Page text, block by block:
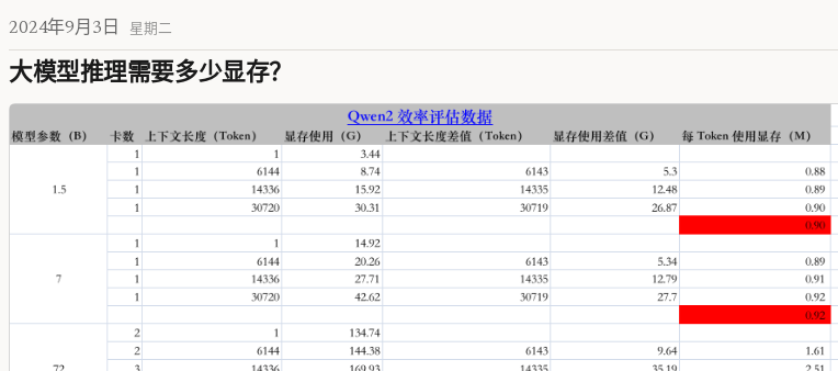
2024年9月3日 星期二
大模型推理需要多少显存？